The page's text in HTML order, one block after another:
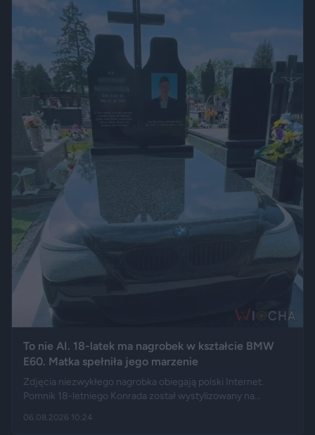
To nie AI. 18-latek ma nagrobek w kształcie BMW
E60. Matka spełniła jego marzenie
Zdjęcia niezwykłego nagrobka obiegają polski Internet.
Pomnik 18-letniego Konrada został wystylizowany na
logo marki, a nawet elementy przypominające układ
06.08.2026 10:24